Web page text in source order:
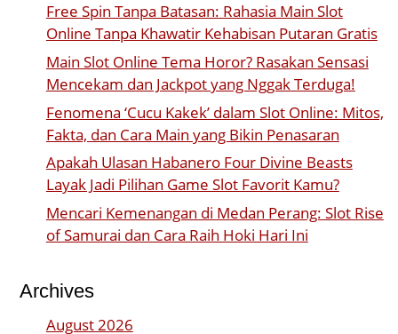
Free Spin Tanpa Batasan: Rahasia Main Slot
Online Tanpa Khawatir Kehabisan Putaran Gratis
Main Slot Online Tema Horor? Rasakan Sensasi
Mencekam dan Jackpot yang Nggak Terduga!
Fenomena ‘Cucu Kakek’ dalam Slot Online: Mitos,
Fakta, dan Cara Main yang Bikin Penasaran
Apakah Ulasan Habanero Four Divine Beasts
Layak Jadi Pilihan Game Slot Favorit Kamu?
Mencari Kemenangan di Medan Perang: Slot Rise
of Samurai dan Cara Raih Hoki Hari Ini
Archives
August 2026